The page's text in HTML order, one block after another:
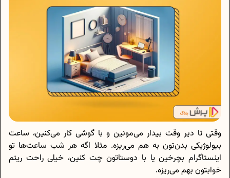
وقتی تا دیر وقت بیدار می‌مونین و با گوشی کار می‌کنین، ساعت
بیولوژیکی بدن‌تون به هم می‌ریزه. مثلا اگه هر شب ساعت‌ها تو
اینستاگرام بچرخین یا با دوستاتون چت کنین، خیلی راحت ریتم
خوابتون بهم می‌ریزه.